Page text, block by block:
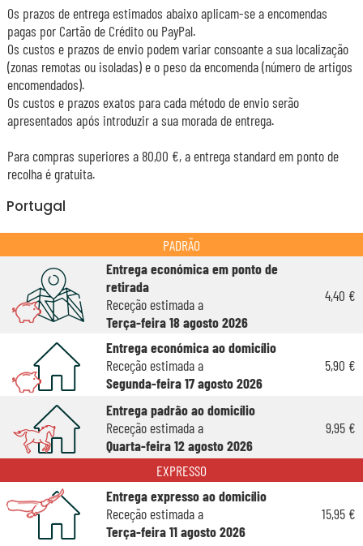
Os prazos de entrega estimados abaixo aplicam-se a encomendas
pagas por Cartão de Crédito ou PayPal.
Os custos e prazos de envio podem variar consoante a sua localização
(zonas remotas ou isoladas) e o peso da encomenda (número de artigos
encomendados).
Os custos e prazos exatos para cada método de envio serão
apresentados após introduzir a sua morada de entrega.
Para compras superiores a 80,00 €, a entrega standard em ponto de
recolha é gratuita.
Portugal
PADRÃO
Entrega económica em ponto de
retirada
Receção estimada a
Terça-feira 18 agosto 2026
4,40 €
Entrega económica ao domicílio
Receção estimada a
Segunda-feira 17 agosto 2026
5,90 €
Entrega padrão ao domicílio
Receção estimada a
Quarta-feira 12 agosto 2026
9,95 €
EXPRESSO
Entrega expresso ao domicílio
Receção estimada a
Terça-feira 11 agosto 2026
15,95 €